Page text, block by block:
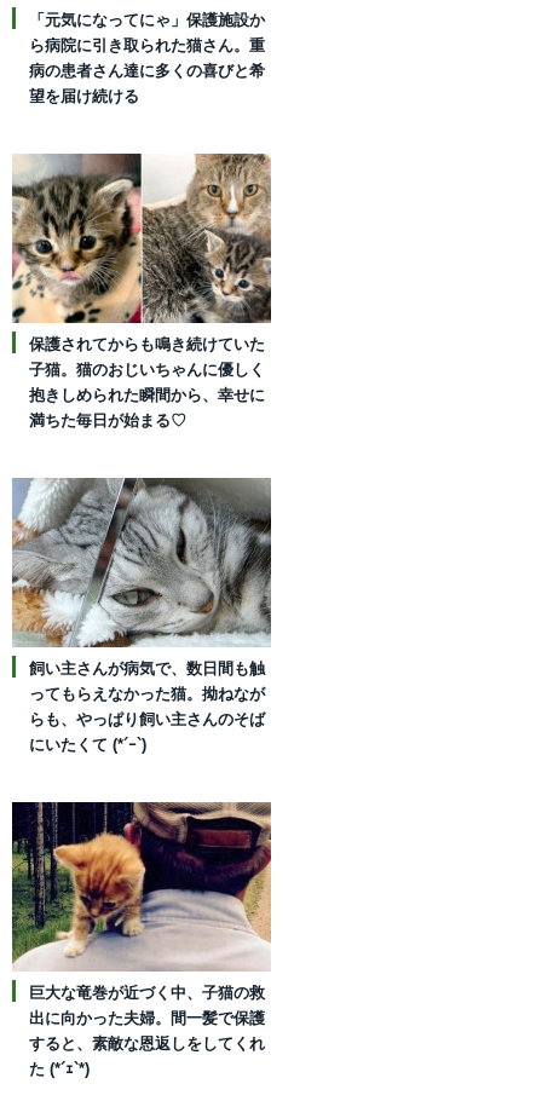
「元気になってにゃ」保護施設か
ら病院に引き取られた猫さん。重
病の患者さん達に多くの喜びと希
望を届け続ける
保護されてからも鳴き続けていた
子猫。猫のおじいちゃんに優しく
抱きしめられた瞬間から、幸せに
満ちた毎日が始まる♡
飼い主さんが病気で、数日間も触
ってもらえなかった猫。拗ねなが
らも、やっぱり飼い主さんのそば
にいたくて (*´ｰ`)
巨大な竜巻が近づく中、子猫の救
出に向かった夫婦。間一髪で保護
すると、素敵な恩返しをしてくれ
た (*´ｪ`*)